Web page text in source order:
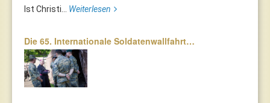
Ist Christi... Weiterlesen
Die 65. Internationale Soldatenwallfahrt…